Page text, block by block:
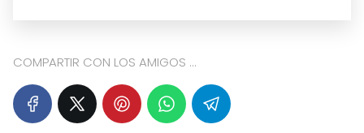
COMPARTIR CON LOS AMIGOS ...